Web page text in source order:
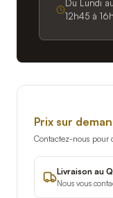
Du Lundi
12h45 à
Prix sur
Contactez-nous pour
Livraison au
Nous vous